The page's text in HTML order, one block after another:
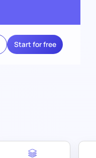
Start for free